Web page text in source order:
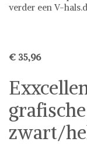
verder een V-
€ 35,96
zwart/